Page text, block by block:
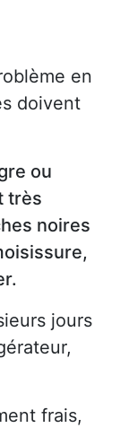
en
doivent
ou
très
noires
jours
frais,